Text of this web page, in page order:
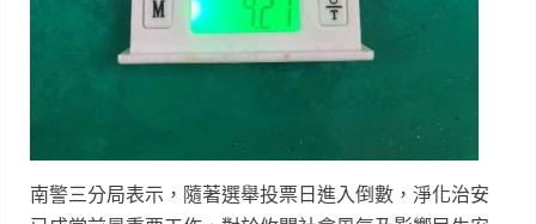
南警三分局表示，隨著選舉投票日進入倒數，淨化治安